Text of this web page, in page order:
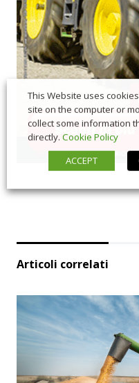
Articoli correlati
This Website uses
site on the computer or
collect some information
directly. Cookie Policy
ACCEPT